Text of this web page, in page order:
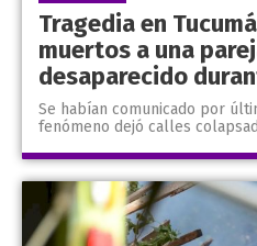
Tragedia en
muertos a una
desaparecido
Se habían comunicado por
fenómeno dejó calles